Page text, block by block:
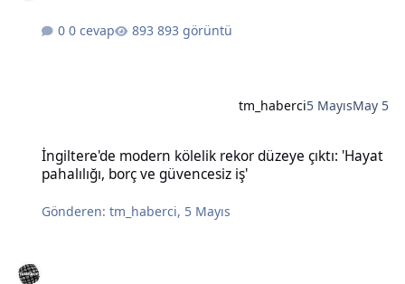
0 cevap 893 görüntü
tm_haberci5 MayısMay 5
İngiltere'de modern kölelik rekor düzeye çıktı: 'Hayat
pahalılığı, borç ve güvencesiz iş'
Gönderen:tm_haberci, 5 Mayıs